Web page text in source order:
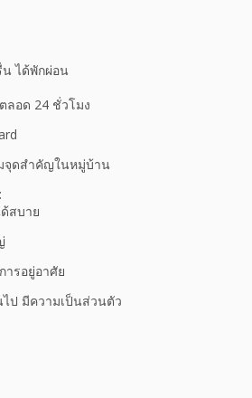
ได้พักผ่อน
ลอด 24 ชั่วโมง
จุดสำคัญในหมู่บ้าน
สบาย
ารอยู่อาศัย
ป มีความเป็นส่วนตัว